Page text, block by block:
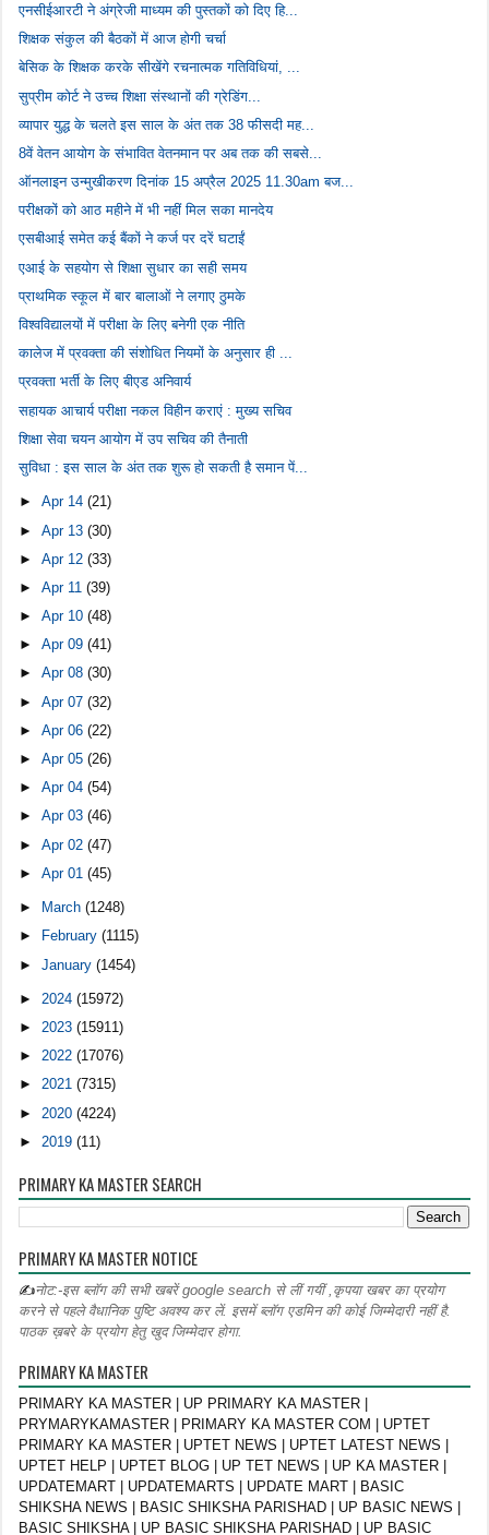
एनसीईआरटी ने अंग्रेजी माध्यम की पुस्तकों को दिए हि...
शिक्षक संकुल की बैठकों में आज होगी चर्चा
बेसिक के शिक्षक करके सीखेंगे रचनात्मक गतिविधियां, ...
सुप्रीम कोर्ट ने उच्च शिक्षा संस्थानों की ग्रेडिंग...
व्यापार युद्ध के चलते इस साल के अंत तक 38 फीसदी मह...
8वें वेतन आयोग के संभावित वेतनमान पर अब तक की सबसे...
ऑनलाइन उन्मुखीकरण दिनांक 15 अप्रैल 2025 11.30am बज...
परीक्षकों को आठ महीने में भी नहीं मिल सका मानदेय
एसबीआई समेत कई बैंकों ने कर्ज पर दरें घटाईं
एआई के सहयोग से शिक्षा सुधार का सही समय
प्राथमिक स्कूल में बार बालाओं ने लगाए ठुमके
विश्वविद्यालयों में परीक्षा के लिए बनेगी एक नीति
कालेज में प्रवक्ता की संशोधित नियमों के अनुसार ही ...
प्रवक्ता भर्ती के लिए बीएड अनिवार्य
सहायक आचार्य परीक्षा नकल विहीन कराएं : मुख्य सचिव
शिक्षा सेवा चयन आयोग में उप सचिव की तैनाती
सुविधा : इस साल के अंत तक शुरू हो सकती है समान पें...
►Apr 14(21)
►Apr 13(30)
►Apr 12(33)
►Apr 11(39)
►Apr 10(48)
►Apr 09(41)
►Apr 08(30)
►Apr 07(32)
►Apr 06(22)
►Apr 05(26)
►Apr 04(54)
►Apr 03(46)
►Apr 02(47)
►Apr 01(45)
► March(1248)
►
February(1115)
►January(1454)
► 2024(15972)
►2023(15911)
►2022(17076)
►2021(7315)
► 2020(4224)
► 2019(11)
PRIMARY KA MASTER SEARCH
PRIMARY KA MASTER NOTICE
✍नोट:-इस ब्लॉग की सभी खबरें google search से लीं गयीं ,कृपया खबर का प्रयोग
करने से पहले वैधानिक पुष्टि अवश्य कर लें. इसमें ब्लॉग एडमिन की कोई जिम्मेदारी नहीं है.
पाठक ख़बरे के प्रयोग हेतु खुद जिम्मेदार होगा.
PRIMARY KA MASTER
PRIMARY KA MASTER | UP PRIMARY KA MASTER |
PRYMARYKAMASTER | PRIMARY KA MASTER COM | UPTET
PRIMARY KA MASTER | UPTET NEWS | UPTET LATEST NEWS |
UPTET HELP | UPTET BLOG | UP TET NEWS | UP KA MASTER |
UPDATEMART | UPDATEMARTS | UPDATE MART | BASIC
SHIKSHA NEWS | BASIC SHIKSHA PARISHAD | UP BASIC NEWS |
BASIC SHIKSHA | UP BASIC SHIKSHA PARISHAD | UP BASIC